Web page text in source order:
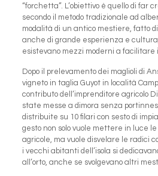
“forchetta”. L’obiettivo è quello di far
secondo il metodo tradizionale ad
modalità di un antico mestiere, fatto
anche di grande esperienza e
esistevano mezzi moderni a facilitare
Dopo il prelevamento dei maglioli di
vigneto in taglia Guyot in località
contributo dell’imprenditore agricolo
state messe a dimora senza
distribuite su 10 filari con sesto di
gesto non solo vuole mettere in luce
agricole, ma vuole disvelare le radici
i vecchi abitanti dell’isola si
all’orto, anche se svolgevano altri